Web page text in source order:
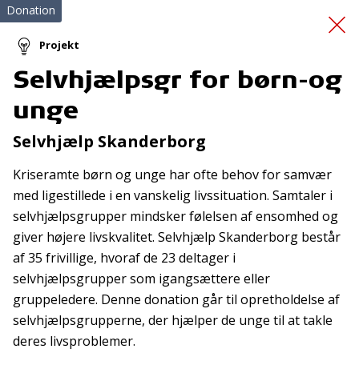
CORONA: Akut
Sorgberedskab
Donation
Projekt
Selvhjælpsgr for børn-og
unge
Selvhjælp Skanderborg
Kriseramte børn og unge har ofte behov for samvær
med ligestillede i en vanskelig livssituation. Samtaler i
selvhjælpsgrupper mindsker følelsen af ensomhed og
giver højere livskvalitet. Selvhjælp Skanderborg består
af 35 frivillige, hvoraf de 23 deltager i
selvhjælpsgrupper som igangsættere eller
gruppeledere. Denne donation går til opretholdelse af
selvhjælpsgrupperne, der hjælper de unge til at takle
deres livsproblemer.
Tilmeld nyhedsbrev
De seneste nyheder om TrygFondens og TryghedsGruppens
aktiviteter direkte i din indbakke.